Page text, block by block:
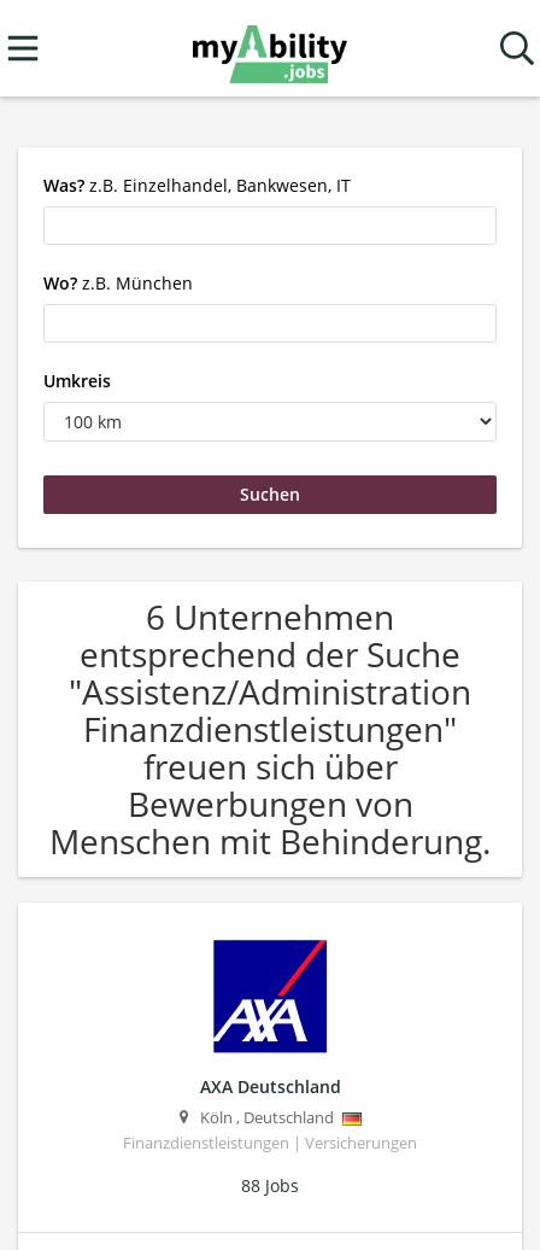
Was? z.B. Einzelhandel, Bankwesen, IT
Wo? z.B. München
Umkreis
6 Unternehmen
entsprechend der Suche
"Assistenz/Administration
Finanzdienstleistungen"
freuen sich über
Bewerbungen von
Menschen mit Behinderung.
AXA Deutschland
Köln , Deutschland
Finanzdienstleistungen | Versicherungen
88 Jobs